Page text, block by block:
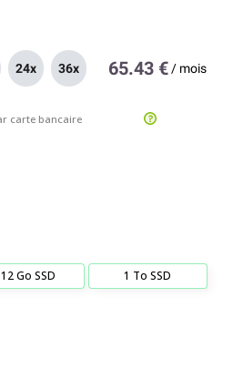
24x 36x 65.43 € / mois
carte bancaire
Go SSD 1 To SSD